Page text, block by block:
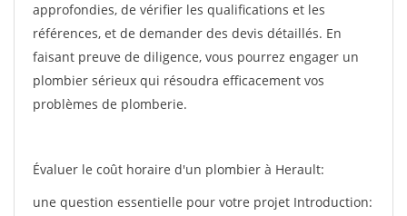
approfondies, de vérifier les qualifications et les
références, et de demander des devis détaillés. En
faisant preuve de diligence, vous pourrez engager un
plombier sérieux qui résoudra efficacement vos
problèmes de plomberie.
Évaluer le coût horaire d'un plombier à Herault:
une question essentielle pour votre projet Introduction: